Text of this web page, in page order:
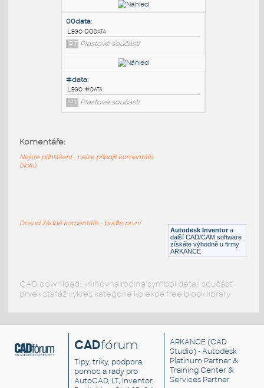
58176-TransRed:
Lego 58176-TransRed
IPT Plastové součásti
58176-TransOrange:
Lego 58176-TransOrange
IPT Plastové součásti
Lego 00data
Lego #data
Autodesk Inventor a
další CAD/CAM software
získáte výhodně u firmy
ARKANCE
Komentáře:
Nejste přihlášeni - nelze připojit komentáře
bloků
Dosud žádné komentáře - buďte první
CAD download: knihovna rodina symbol detail součást
prvek stafáž výkres kategorie kolekce free block library
CADfórum
Tipy, triky, podpora,
pomoc a rady pro
AutoCAD, LT, Inventor,
ARKANCE (CAD
Studio) - Autodesk
Platinum Partner &
Training Center &
Services Partner